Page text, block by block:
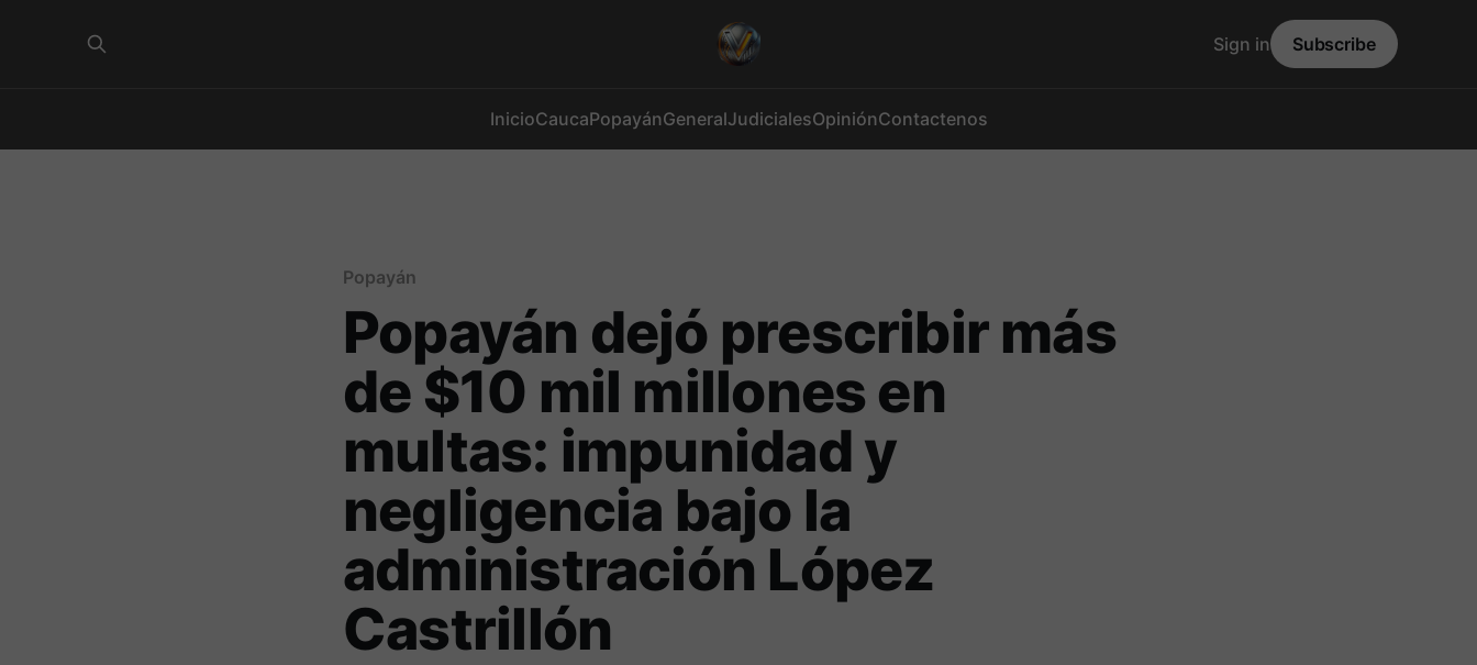
InicioCaucaPopayánGeneralJudicialesOpiniónContactenos
Sign in Subscribe
Popayán
Popayán dejó prescribir más
de $10 mil millones en
multas: impunidad y
negligencia bajo la
administración López
Castrillón